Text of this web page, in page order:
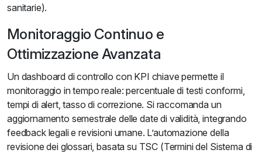
sanitarie).
Monitoraggio Continuo e
Ottimizzazione Avanzata
Un dashboard di controllo con KPI chiave permette il
monitoraggio in tempo reale: percentuale di testi conformi,
tempi di alert, tasso di correzione. Si raccomanda un
aggiornamento semestrale delle date di validità, integrando
feedback legali e revisioni umane. L’automazione della
revisione dei glossari, basata su TSC (Termini del Sistema di